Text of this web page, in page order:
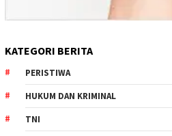
KATEGORI BERITA
PERISTIWA
HUKUM DAN KRIMINAL
TNI